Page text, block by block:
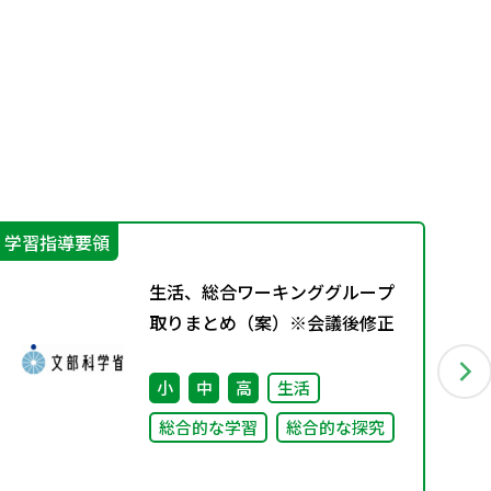
学習指導要領
生活、総合ワーキンググループ
取りまとめ（案）※会議後修正
小 中 高
生活
総合的な学習
総合的な探究